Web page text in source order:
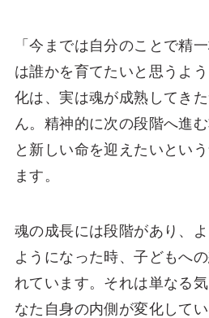
「今までは自分のことで精
は誰かを育てたいと思うよ
化は、実は魂が成熟してき
ん。精神的に次の段階へ進
と新しい命を迎えたいとい
ます。
魂の成長には段階があり、
ようになった時、子どもへ
れています。それは単なる
なた自身の内側が変化してい